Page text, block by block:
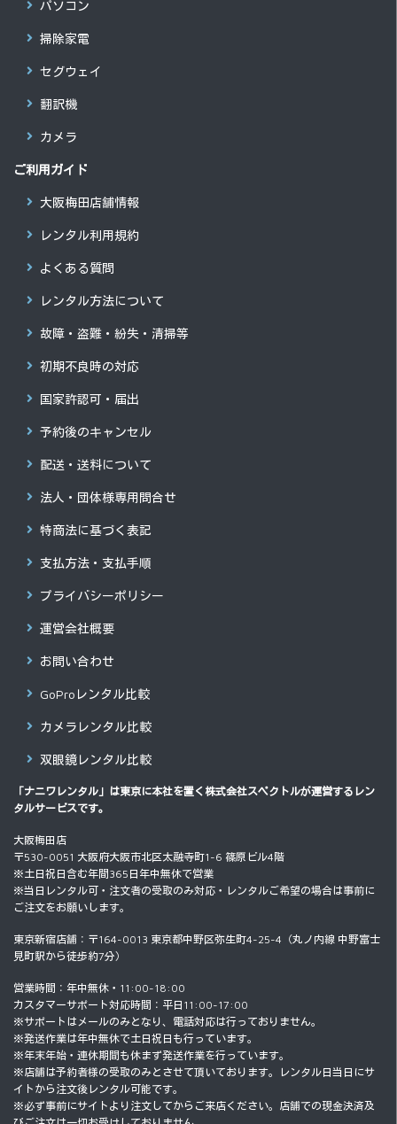
パソコン
掃除家電
セグウェイ
翻訳機
カメラ
ご利用ガイド
大阪梅田店舗情報
レンタル利用規約
よくある質問
レンタル方法について
故障・盗難・紛失・清掃等
初期不良時の対応
国家許認可・届出
予約後のキャンセル
配送・送料について
法人・団体様専用問合せ
特商法に基づく表記
支払方法・支払手順
プライバシーポリシー
運営会社概要
お問い合わせ
GoProレンタル比較
カメラレンタル比較
双眼鏡レンタル比較
「ナニワレンタル」は東京に本社を置く 株式会社スペクトルが運営するレン
タルサービスです。
大阪梅田店
〒530-0051 大阪府大阪市北区太融寺町1-6 篠原ビル4階
※土日祝日含む年間365日年中無休で営業
※当日レンタル可・注文者の受取のみ対応・レンタルご希望の場合は事前に
ご注文をお願いします。
東京新宿店舗：〒164-0013 東京都中野区弥生町4-25-4（丸ノ内線 中野富士
見町駅から徒歩約7分）
営業時間：年中無休・11:00-18:00
カスタマーサポート対応時間：平日11:00-17:00
※サポートはメールのみとなり、電話対応は行っておりません。
※発送作業は年中無休で土日祝日も行っています。
※年末年始・連休期間も休まず発送作業を行っています。
※店舗は予約者様の受取のみとさせて頂いております。レンタル日当日にサ
イトから注文後レンタル可能です。
※必ず事前にサイトより注文してからご来店ください。店舗での現金決済及